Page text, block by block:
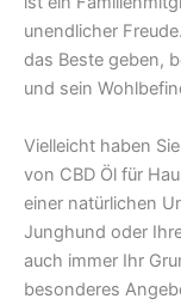
unendlicher
das Beste geben,
und sein
Vielleicht haben
von CBD Öl für
einer natürlichen
Junghund oder
auch immer Ihr
besonderes